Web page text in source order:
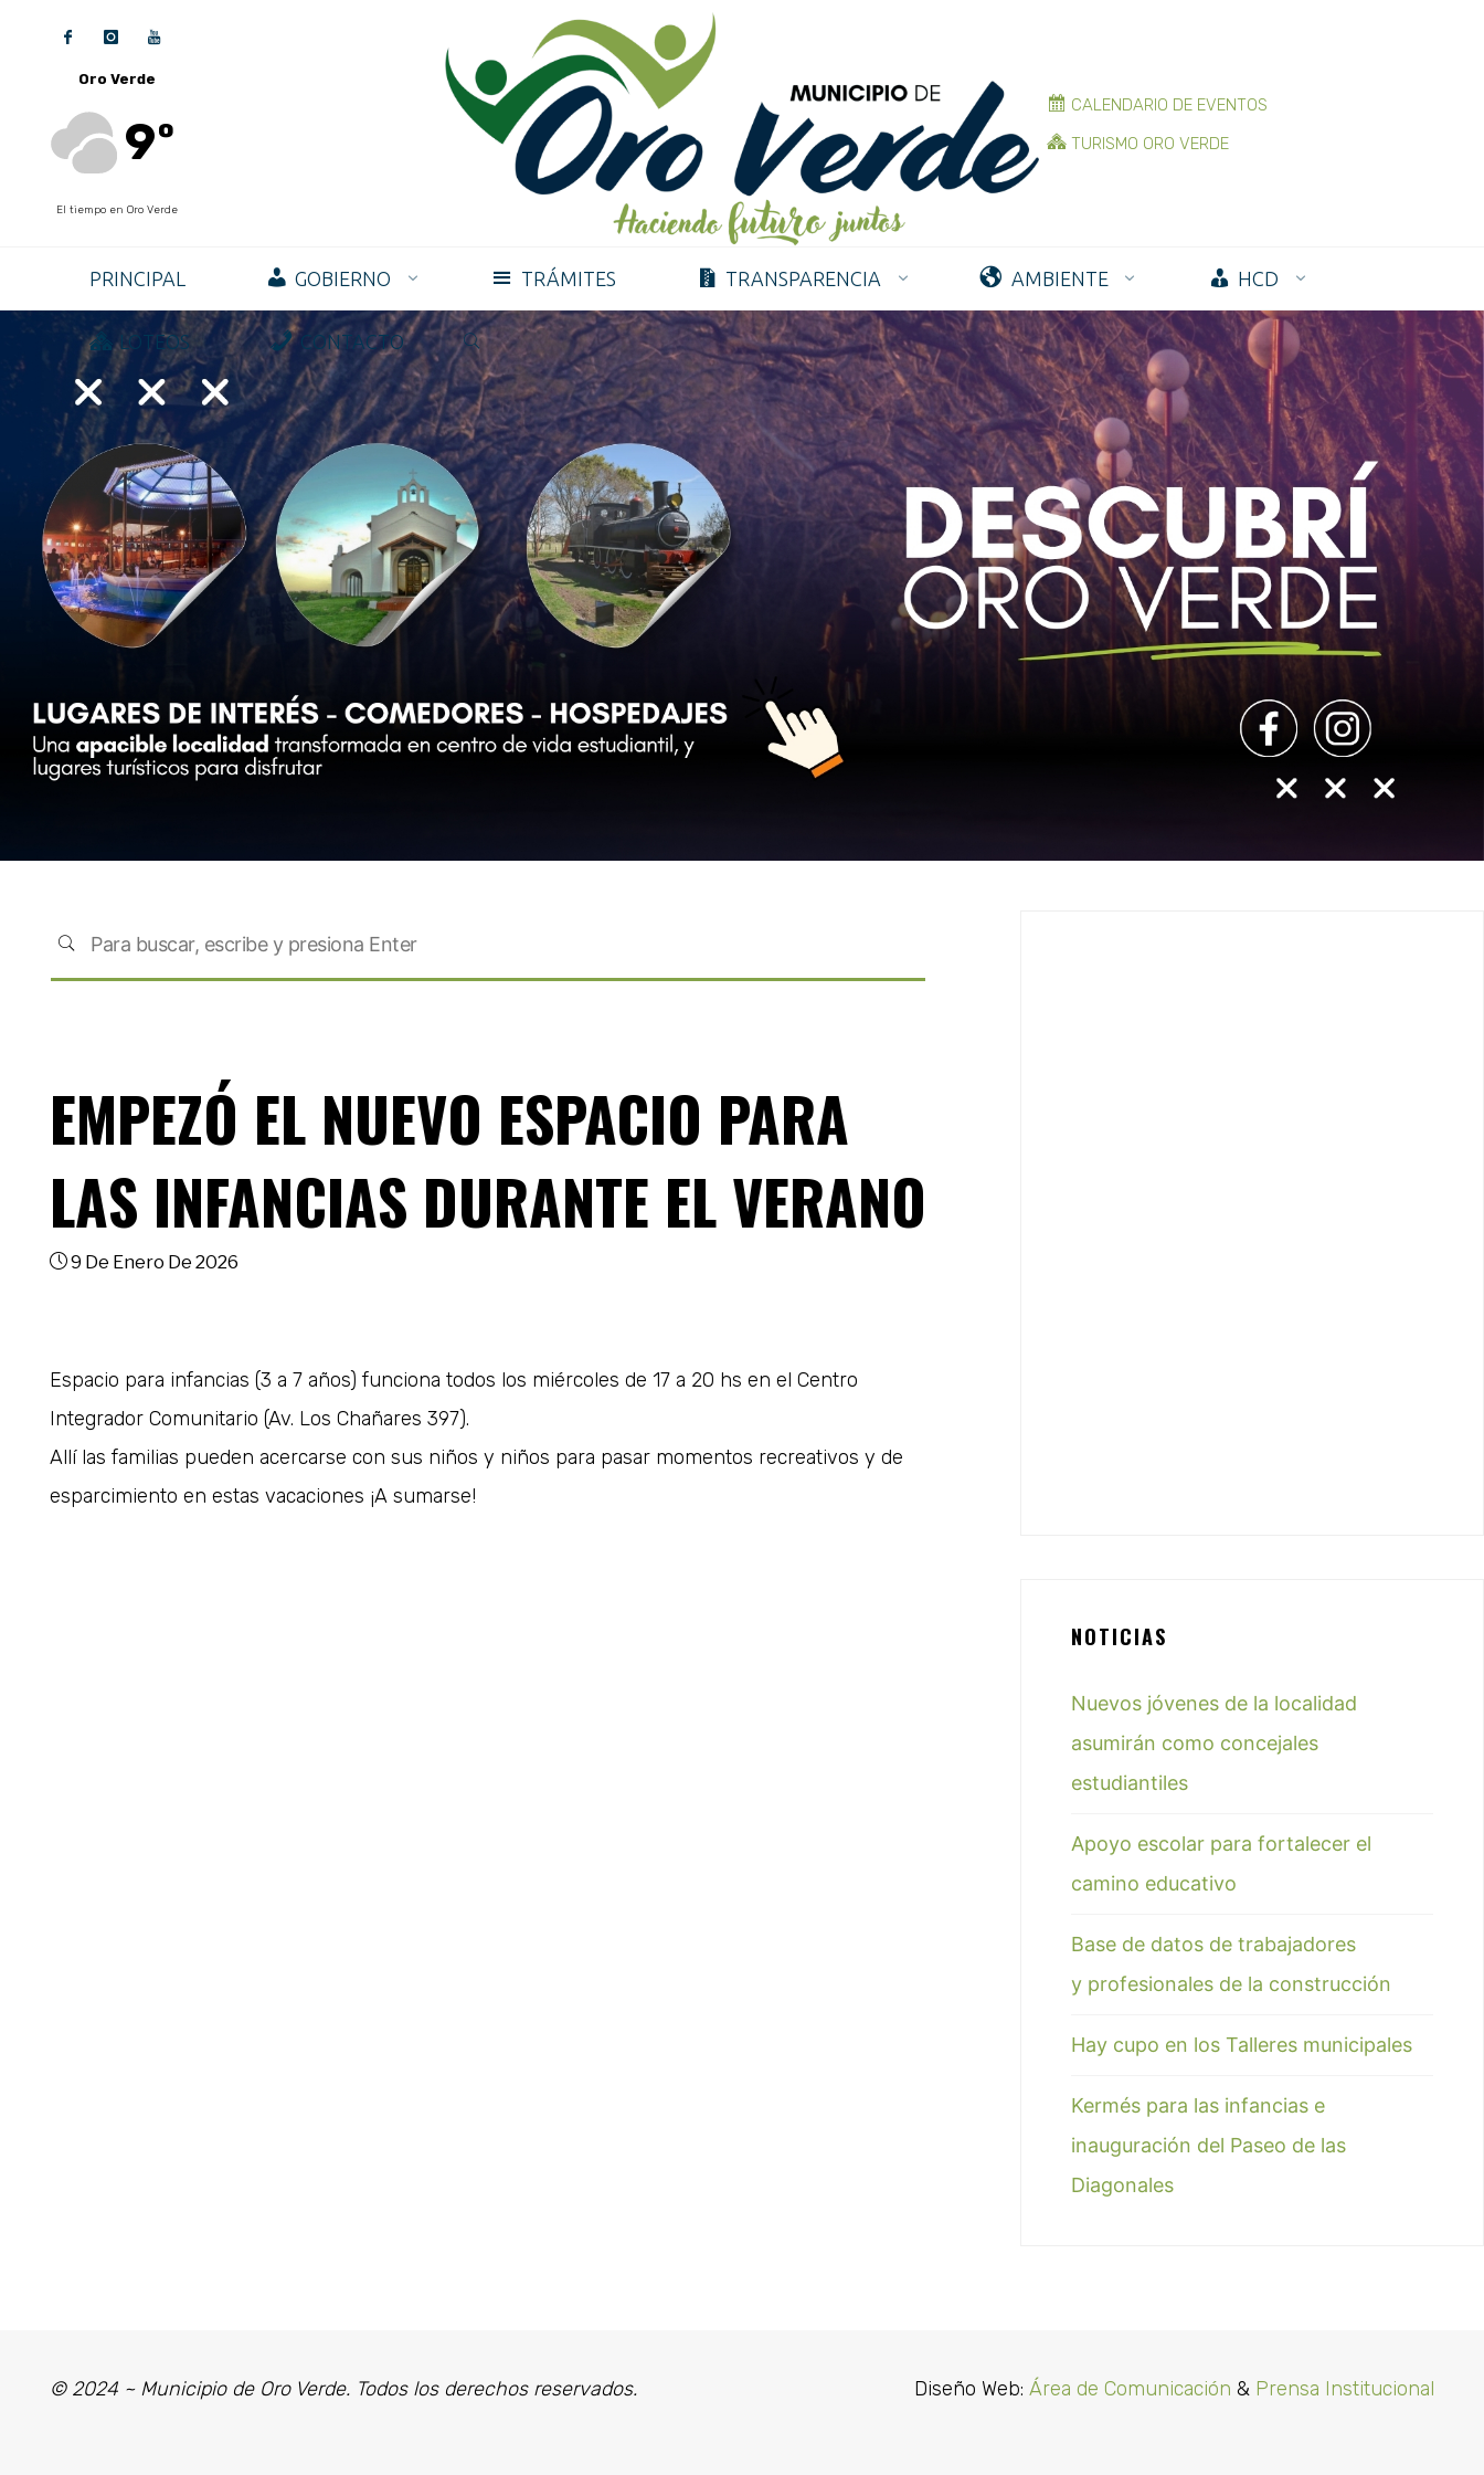
Oro Verde
9º
El tiempo en Oro Verde
CALENDARIO DE EVENTOS
TURISMO ORO VERDE
PRINCIPAL GOBIERNO TRÁMITES TRANSPARENCIA AMBIENTE HCD
LOTEOS CONTACTO
EMPEZÓ EL NUEVO ESPACIO PARA
LAS INFANCIAS DURANTE EL VERANO
9 De Enero De 2026
Espacio para infancias (3 a 7 años) funciona todos los miércoles de 17 a 20 hs en el Centro
Integrador Comunitario (Av. Los Chañares 397).
Allí las familias pueden acercarse con sus niños y niños para pasar momentos recreativos y de
esparcimiento en estas vacaciones ¡A sumarse!
NOTICIAS
Nuevos jóvenes de la localidad
asumirán como concejales
estudiantiles
Apoyo escolar para fortalecer el
camino educativo
Base de datos de trabajadores
y profesionales de la construcción
Hay cupo en los Talleres municipales
Kermés para las infancias e
inauguración del Paseo de las
Diagonales
Diseño Web: Área de Comunicación & Prensa Institucional
© 2024 ~ Municipio de Oro Verde. Todos los derechos reservados.